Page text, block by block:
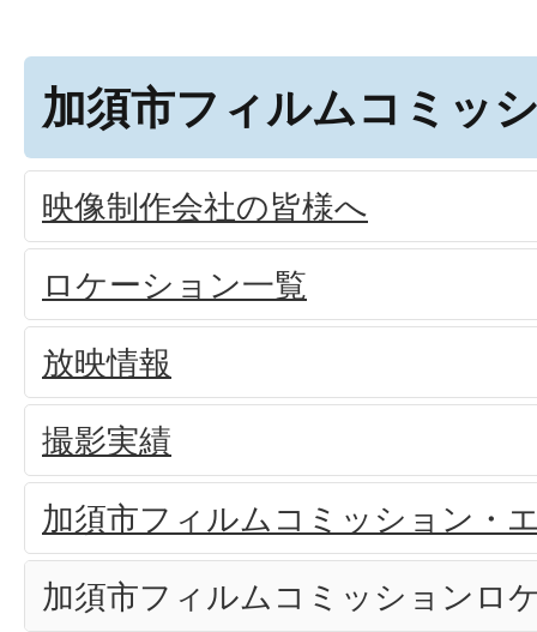
加須市フィルムコミッ
映像制作会社の皆様へ
ロケーション一覧
放映情報
撮影実績
加須市フィルムコミッション・
加須市フィルムコミッションロ